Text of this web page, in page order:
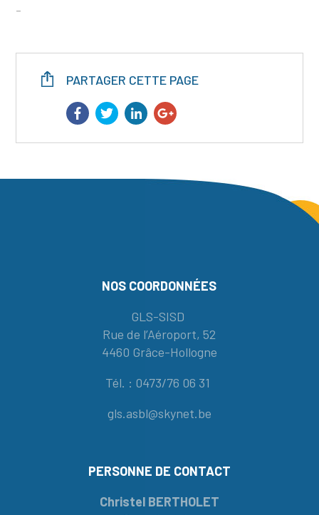
-
PARTAGER CETTE PAGE
NOS COORDONNÉES
GLS-SISD
Rue de l’Aéroport, 52
4460 Grâce-Hollogne
Tél. : 0473/76 06 31
gls.asbl@skynet.be
PERSONNE DE CONTACT
Christel BERTHOLET